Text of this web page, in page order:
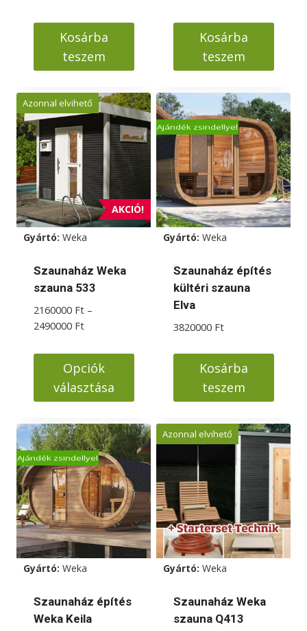
2890000 Ft.
is:
2750000 Ft.
Kosárba
teszem
Kosárba
teszem
AKCIÓ!
Azonnal elvihető
Gyártó: Weka
Szaunaház Weka
szauna 533
2160000 Ft –
2490000 FtÁrtartomány:
-
2490000 Ft
Opciók
választása
a
terméknek
több
variációja
van.
A
változatok
a
termékoldalon
választhatók
ki
Ajándék zsindellyel
Gyártó: Weka
Szaunaház építés
kültéri szauna
Elva
3820000 Ft
Kosárba
teszem
Ajándék zsindellyel
Gyártó: Weka
Szaunaház építés
Weka Keila
Azonnal elvihető
Gyártó: Weka
Szaunaház Weka
szauna Q413